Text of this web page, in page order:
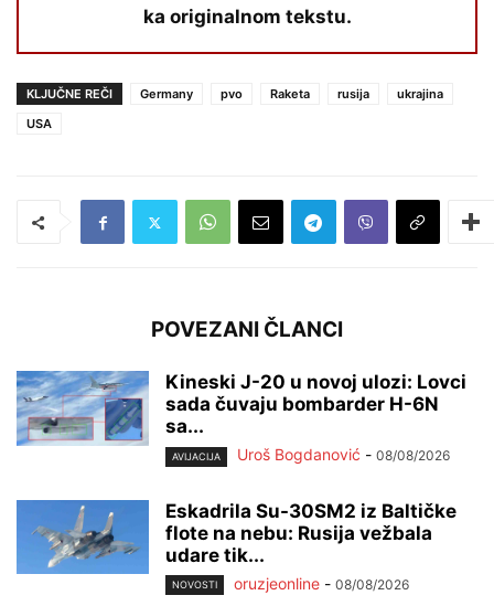
ka originalnom tekstu.
KLJUČNE REČI Germany pvo Raketa rusija
ukrajina
USA
POVEZANI ČLANCI
Kineski J-20 u novoj ulozi: Lovci
sada čuvaju bombarder H-6N
sa...
AVIJACIJA Uroš Bogdanović - 08/08/2026
Eskadrila Su-30SM2 iz Baltičke
flote na nebu: Rusija vežbala
udare tik...
NOVOSTI oruzjeonline - 08/08/2026